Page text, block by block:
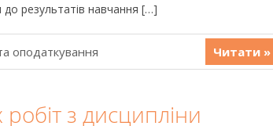
результатів навчання […]
оподаткування Читати »
з дисципліни